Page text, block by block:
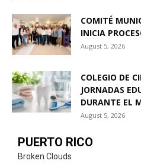
COMITÉ
INICIA
August 5, 2026
COLEGIO DE
JORNADAS
DURANTE EL
August 5, 2026
PUERTO RICO
Broken Clouds